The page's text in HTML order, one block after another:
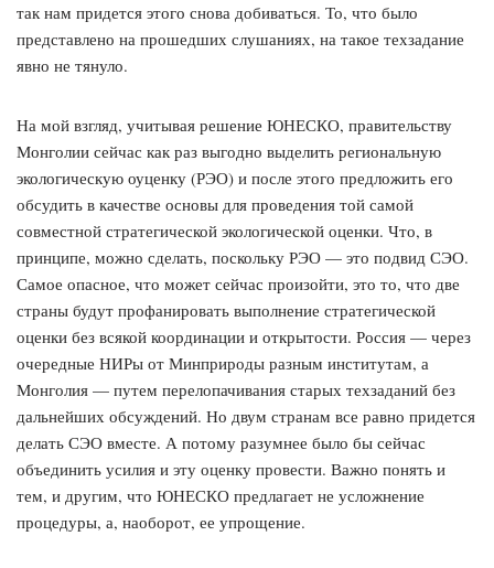
так нам придется этого снова добиваться. То, что было
представлено на прошедших слушаниях, на такое техзадание
явно не тянуло.
На мой взгляд, учитывая решение ЮНЕСКО, правительству
Монголии сейчас как раз выгодно выделить региональную
экологическую оуценку (РЭО) и после этого предложить его
обсудить в качестве основы для проведения той самой
совместной стратегической экологической оценки. Что, в
принципе, можно сделать, поскольку РЭО — это подвид СЭО.
Самое опасное, что может сейчас произойти, это то, что две
страны будут профанировать выполнение стратегической
оценки без всякой координации и открытости. Россия — через
очередные НИРы от Минприроды разным институтам, а
Монголия — путем перелопачивания старых техзаданий без
дальнейших обсуждений. Но двум странам все равно придется
делать СЭО вместе. А потому разумнее было бы сейчас
объединить усилия и эту оценку провести. Важно понять и
тем, и другим, что ЮНЕСКО предлагает не усложнение
процедуры, а, наоборот, ее упрощение.